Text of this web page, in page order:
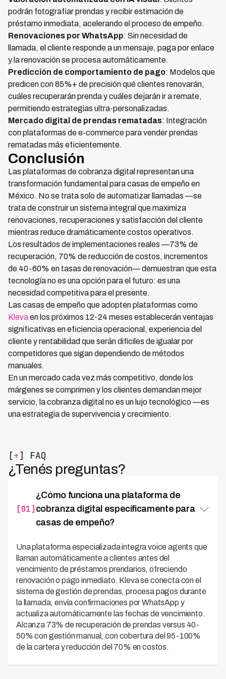
podrán fotografiar prendas y recibir estimación de
préstamo inmediata, acelerando el proceso de empeño.
Renovaciones por WhatsApp: Sin necesidad de
llamada, el cliente responde a un mensaje, paga por enlace
y la renovación se procesa automáticamente.
Predicción de comportamiento de pago: Modelos que
predicen con 85%+ de precisión qué clientes renovarán,
cuáles recuperarán prenda y cuáles dejarán ir a remate,
permitiendo estrategias ultra-personalizadas.
Mercado digital de prendas rematadas: Integración
con plataformas de e-commerce para vender prendas
rematadas más eficientemente.
Conclusión
Las plataformas de cobranza digital representan una
transformación fundamental para casas de empeño en
México. No se trata solo de automatizar llamadas —se
trata de construir un sistema integral que maximiza
renovaciones, recuperaciones y satisfacción del cliente
mientras reduce dramáticamente costos operativos.
Los resultados de implementaciones reales —73% de
recuperación, 70% de reducción de costos, incrementos
de 40-60% en tasas de renovación— demuestran que esta
tecnología no es una opción para el futuro: es una
necesidad competitiva para el presente.
Las casas de empeño que adopten plataformas como
Klevaen los próximos 12-24 meses establecerán ventajas
significativas en eficiencia operacional, experiencia del
cliente y rentabilidad que serán difíciles de igualar por
competidores que sigan dependiendo de métodos
manuales.
En un mercado cada vez más competitivo, donde los
márgenes se comprimen y los clientes demandan mejor
servicio, la cobranza digital no es un lujo tecnológico —es
una estrategia de supervivencia y crecimiento.
[+] FAQ
¿Tenés preguntas?
[01]
¿Cómo funciona una plataforma de
cobranza digital específicamente para
casas de empeño?
Una plataforma especializada integra voice agents que
llaman automáticamente a clientes antes del
vencimiento de préstamos prendarios, ofreciendo
renovación o pago inmediato. Kleva se conecta con el
sistema de gestión de prendas, procesa pagos durante
la llamada, envía confirmaciones por WhatsApp y
actualiza automáticamente las fechas de vencimiento.
Alcanza 73% de recuperación de prendas versus 40-
50% con gestión manual, con cobertura del 95-100%
de la cartera y reducción del 70% en costos.